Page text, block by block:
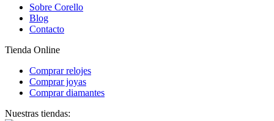
Sobre Corello
Blog
Contacto
Tienda Online
Comprar relojes
Comprar joyas
Comprar diamantes
Nuestras tiendas: